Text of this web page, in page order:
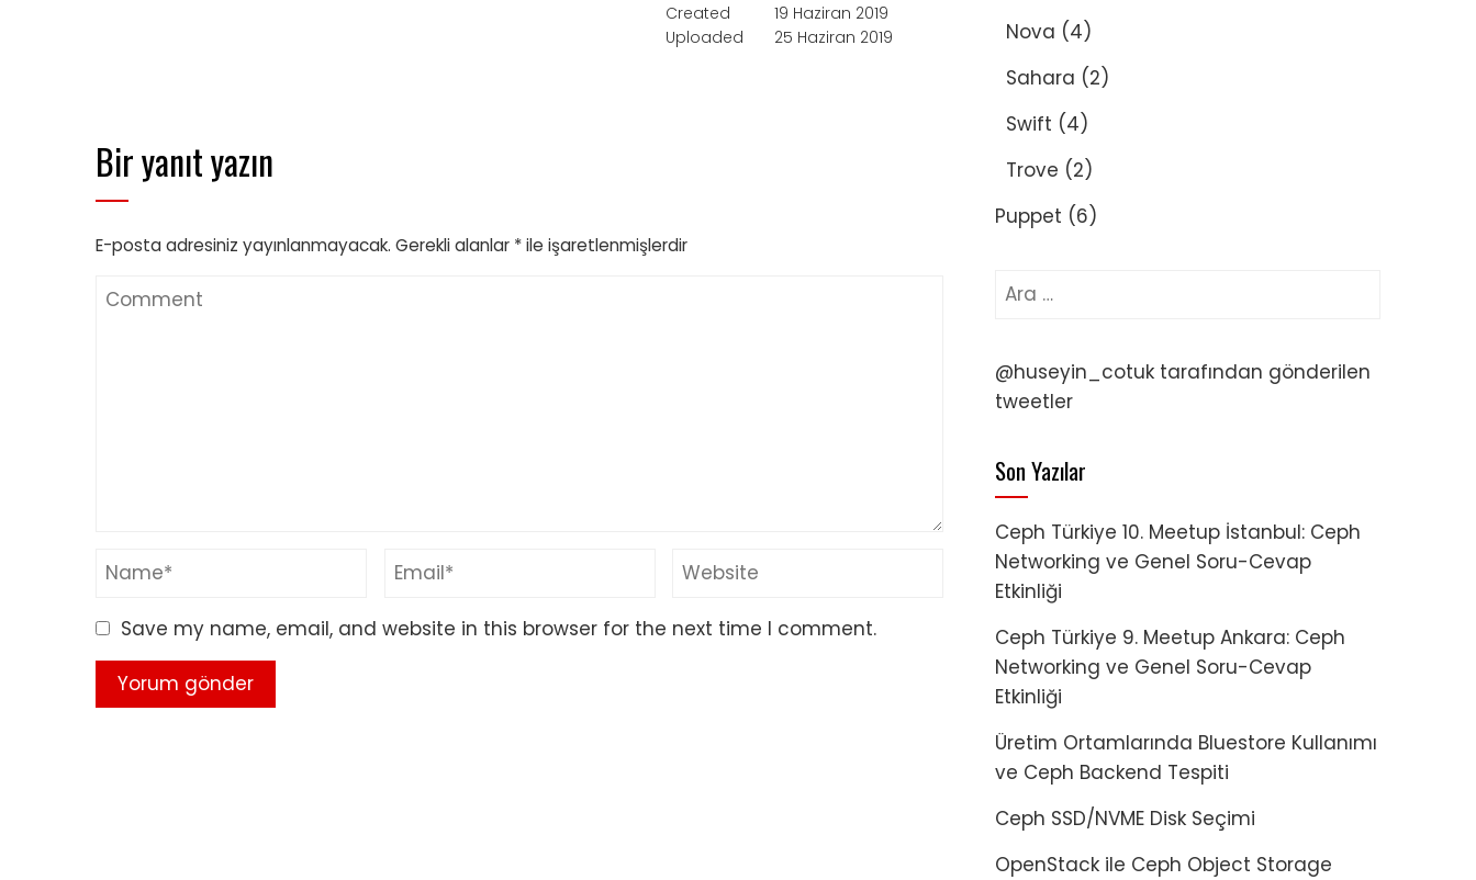
Created
19 Haziran 2019
Uploaded
25 Haziran 2019
Bir yanıt yazın
E-posta adresiniz yayınlanmayacak. Gerekli alanlar *ile işaretlenmişlerdir
Save my name, email, and website in this browser for the next time I comment.
Nova (4)
Sahara (2)
Swift (4)
Trove (2)
Puppet (6)
Arama:
@huseyin_cotuk tarafından gönderilen
tweetler
Son Yazılar
Ceph Türkiye 10. Meetup İstanbul: Ceph
Networking ve Genel Soru-Cevap
Etkinliği
Ceph Türkiye 9. Meetup Ankara: Ceph
Networking ve Genel Soru-Cevap
Etkinliği
Üretim Ortamlarında Bluestore Kullanımı
ve Ceph Backend Tespiti
Ceph SSD/NVME Disk Seçimi
OpenStack ile Ceph Object Storage